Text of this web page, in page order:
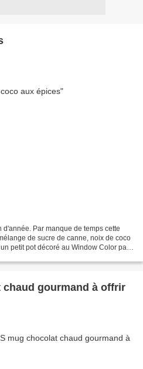
Par manque de temps cette
de sucre de canne, noix de coco
petit pot décoré au Window Color par
chaud gourmand à offrir